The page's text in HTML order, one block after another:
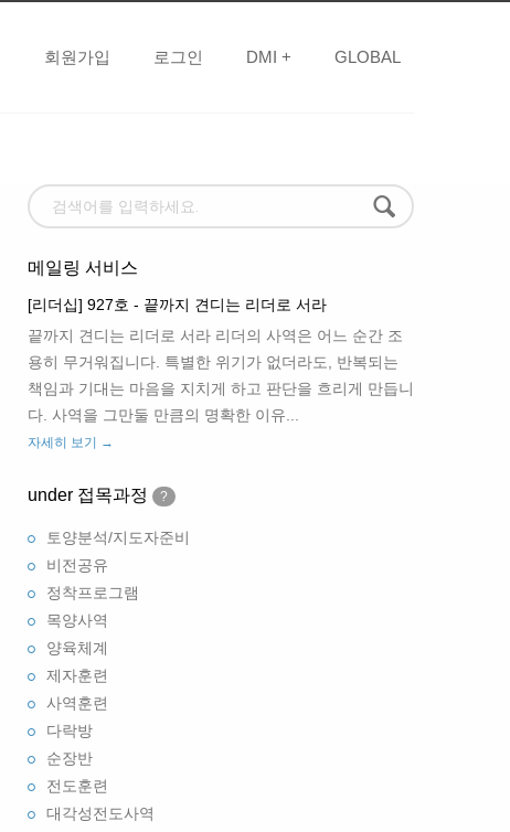
회원가입 로그인 DMI + GLOBAL
메일링 서비스
[리더십] 927호 - 끝까지 견디는 리더로 서라
끝까지 견디는 리더로 서라 리더의 사역은 어느 순간 조
용히 무거워집니다. 특별한 위기가 없더라도, 반복되는
책임과 기대는 마음을 지치게 하고 판단을 흐리게 만듭니
다. 사역을 그만둘 만큼의 명확한 이유...
자세히 보기 →
under 접목과정 ?
토양분석/지도자준비
비전공유
정착프로그램
목양사역
양육체계
제자훈련
사역훈련
다락방
순장반
전도훈련
대각성전도사역